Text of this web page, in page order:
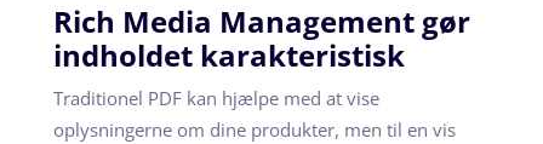
Rich Media Management gør
indholdet karakteristisk
Traditionel PDF kan hjælpe med at vise
oplysningerne om dine produkter, men til en vis